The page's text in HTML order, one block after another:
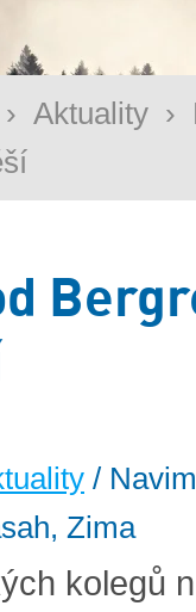
› Aktuality ›
/
Zima
kolegů